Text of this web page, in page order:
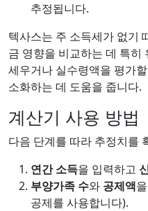
추정됩니다.
텍사스는 주 소득세가 없기
금 영향을 비교하는 데 특히
세우거나 실수령액을 평가
소화하는 데 도움을 줍니다.
계산기 사용 방법
다음 단계를 따라 추정치를
연간 소득을 입력하고
부양가족 수와 공제액
공제를 사용합니다).